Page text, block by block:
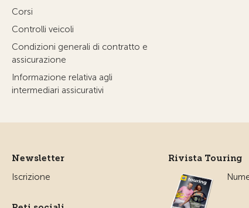
Corsi
Controlli veicoli
Condizioni generali di contratto e
assicurazione
Informazione relativa agli
intermediari assicurativi
Newsletter
Iscrizione
Rivista Touring